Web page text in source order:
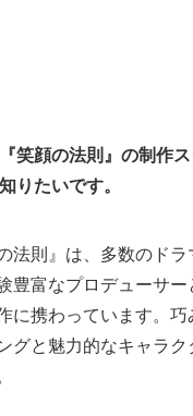
『笑顔の法則』の制作
りたいです。
法則』は、多数のド
豊富なプロデューサー
に携わっています。巧
グと魅力的なキャラ